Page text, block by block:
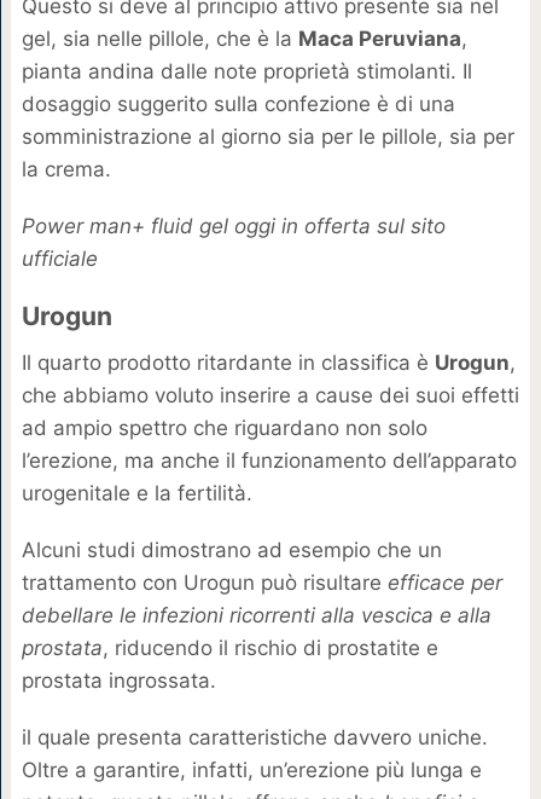
Questo si deve al principio attivo presente sia nel
gel, sia nelle pillole, che è la Maca Peruviana,
pianta andina dalle note proprietà stimolanti. Il
dosaggio suggerito sulla confezione è di una
somministrazione al giorno sia per le pillole, sia per
la crema.
Power man+ fluid gel oggi in offerta sul sito
ufficiale
Urogun
Il quarto prodotto ritardante in classifica è Urogun,
che abbiamo voluto inserire a cause dei suoi effetti
ad ampio spettro che riguardano non solo
l’erezione, ma anche il funzionamento dell’apparato
urogenitale e la fertilità.
Alcuni studi dimostrano ad esempio che un
trattamento con Urogun può risultare efficace per
debellare le infezioni ricorrenti alla vescica e alla
prostata, riducendo il rischio di prostatite e
prostata ingrossata.
il quale presenta caratteristiche davvero uniche.
Oltre a garantire, infatti, un’erezione più lunga e